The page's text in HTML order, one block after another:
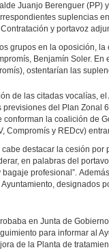
Juanjo Berenguer (PP)
suplencias
y portavoz
grupos en la oposición,
Benjamín Soler.
ostentarían las
de las citadas vocalías,
del Plan Zonal
conforman la coalición de
Compromís y REDcv)
cabe destacar la cesión
en palabras del
profesional”.
designados
en Junta de
para informar al
de la Planta de